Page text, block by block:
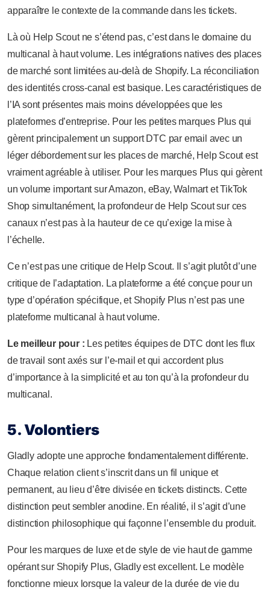
apparaître le contexte de la commande dans les tickets.
Là où Help Scout ne s’étend pas, c’est dans le domaine du
multicanal à haut volume. Les intégrations natives des places
de marché sont limitées au-delà de Shopify. La réconciliation
des identités cross-canal est basique. Les caractéristiques de
l’IA sont présentes mais moins développées que les
plateformes d’entreprise. Pour les petites marques Plus qui
gèrent principalement un support DTC par email avec un
léger débordement sur les places de marché, Help Scout est
vraiment agréable à utiliser. Pour les marques Plus qui gèrent
un volume important sur Amazon, eBay, Walmart et TikTok
Shop simultanément, la profondeur de Help Scout sur ces
canaux n’est pas à la hauteur de ce qu’exige la mise à
l’échelle.
Ce n’est pas une critique de Help Scout. Il s’agit plutôt d’une
critique de l’adaptation. La plateforme a été conçue pour un
type d’opération spécifique, et Shopify Plus n’est pas une
plateforme multicanal à haut volume.
Le meilleur pour : Les petites équipes de DTC dont les flux
de travail sont axés sur l’e-mail et qui accordent plus
d’importance à la simplicité et au ton qu’à la profondeur du
multicanal.
5. Volontiers
Gladly adopte une approche fondamentalement différente.
Chaque relation client s’inscrit dans un fil unique et
permanent, au lieu d’être divisée en tickets distincts. Cette
distinction peut sembler anodine. En réalité, il s’agit d’une
distinction philosophique qui façonne l’ensemble du produit.
Pour les marques de luxe et de style de vie haut de gamme
opérant sur Shopify Plus, Gladly est excellent. Le modèle
fonctionne mieux lorsque la valeur de la durée de vie du